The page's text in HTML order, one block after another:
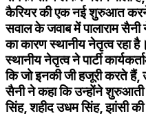
कैरियर की एक नई शुरुआत
सवाल के जवाब में पालाराम
का कारण स्थानीय नेतृत्व रहा
स्थानीय नेतृत्व ने पार्टी
कि जो इनकी जी हजूरी करते हैं,
सैनी ने कहा कि उन्होंने शुरुआती
सिंह, शहीद उधम सिंह, झांसी